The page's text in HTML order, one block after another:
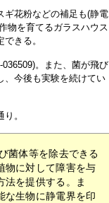
ギ花粉などの補足も(静電
物を育てるガラスハウス
きる。
。また、菌が飛び
、今後も実験を続けてい
。
菌体等を除去できる
物に対して障害を与
法を提供する。ま
な生物に静電界を印